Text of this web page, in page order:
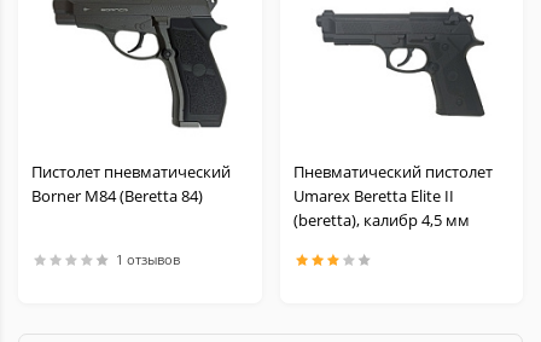
Пистолет пневматический
Borner M84 (Beretta 84)
1 отзывов
Пневматический пистолет
Umarex Beretta Elite II
(beretta), калибр 4,5 мм